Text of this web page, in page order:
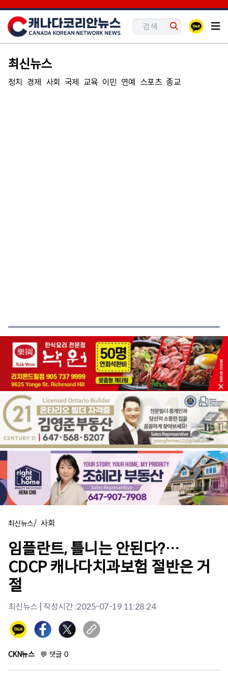
최신뉴스
정치 경제 사회 국제 교육 이민 연예 스포츠 종교
최신뉴스/ 사회
임플란트, 틀니는 안된다?…
CDCP 캐나다치과보험 절반은 거
절
최신뉴스 | 작성시간 :2025-07-19 11:28:24
CKN뉴스 💬 댓글 0